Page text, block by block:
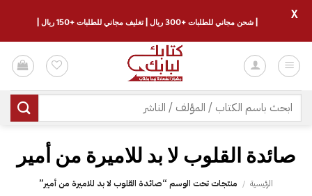
للمحتوى
البحث
عن:
الرئيسية / منتجات تحت الوسم “‎صائدة القلوب لا بد للاميرة من أمير‎”
| شحن مجاني للطلبات +300 ريال | تغليف مجاني للطلبات +150 ريال |
X